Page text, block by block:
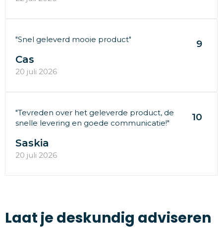
"Snel geleverd mooie product" 9
Cas
20 juli 2026
"Tevreden over het geleverde product, de
snelle levering en goede communicatie!"
10
Saskia
20 juli 2026
Laat je deskundig adviseren